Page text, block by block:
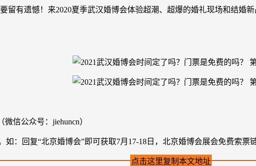
留有遗憾！来2020夏季武汉婚博会体验超潮、超爆的婚礼现场和结婚
信公众号：jiehuncn）
：回复“北京婚博会”即可获取7月17-18日，北京婚博会展会免费索票链
点击这里复制本文地址